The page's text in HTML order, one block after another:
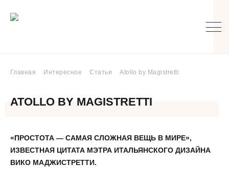
Главная Интересное Статьи Atollo by Magistretti
ATOLLO BY MAGISTRETTI
«ПРОСТОТА — САМАЯ СЛОЖНАЯ ВЕЩЬ В МИРЕ»,
ИЗВЕСТНАЯ ЦИТАТА МЭТРА ИТАЛЬЯНСКОГО ДИЗАЙНА
ВИКО МАДЖИСТРЕТТИ.